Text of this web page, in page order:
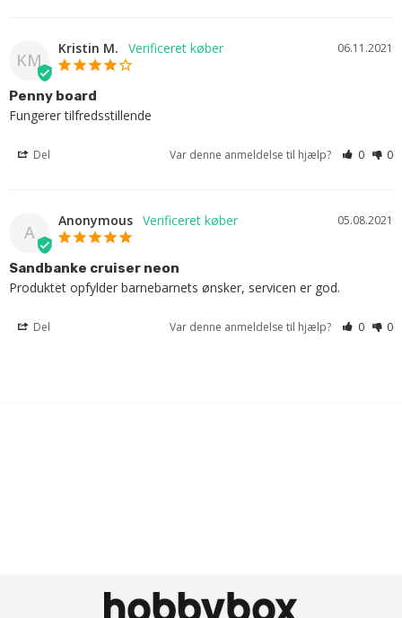
KM
06.11.2021
Kristin M.
Penny board
Fungerer tilfredsstillende
Del Var denne anmeldelse til hjælp? 0 0
A
05.08.2021
Anonymous
Sandbanke cruiser neon
Produktet opfylder barnebarnets ønsker, servicen er god.
Del Var denne anmeldelse til hjælp? 0 0